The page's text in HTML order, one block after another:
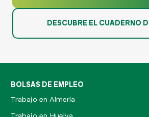
DESCUBRE EL CUADERNO
BOLSAS DE EMPLEO
Trabajo en Almería